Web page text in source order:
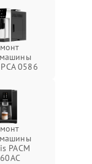
0586
PACM